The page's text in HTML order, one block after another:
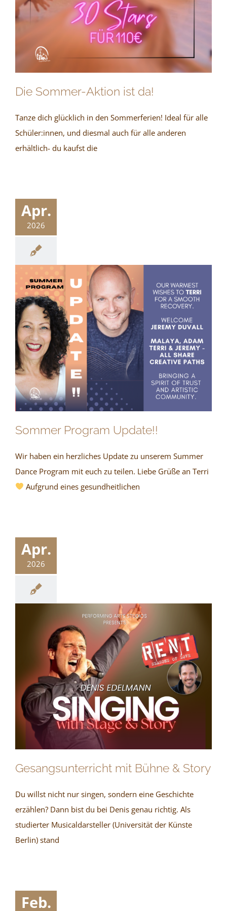
Die Sommer-Aktion ist da!
Tanze dich glücklich in den Sommerferien! Ideal für alle
Schüler:innen, und diesmal auch für alle anderen
erhältlich- du kaufst die
Apr.
2026
Sommer Program Update!!
Wir haben ein herzliches Update zu unserem Summer
Dance Program mit euch zu teilen. Liebe Grüße an Terri
Aufgrund eines gesundheitlichen
Apr.
2026
Gesangsunterricht mit Bühne & Story
Du willst nicht nur singen, sondern eine Geschichte
erzählen? Dann bist du bei Denis genau richtig. Als
studierter Musicaldarsteller (Universität der Künste
Berlin) stand
Feb.